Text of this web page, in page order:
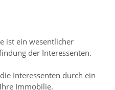
ist ein wesentlicher
der Interessenten.
Interessenten durch ein
Immobilie.